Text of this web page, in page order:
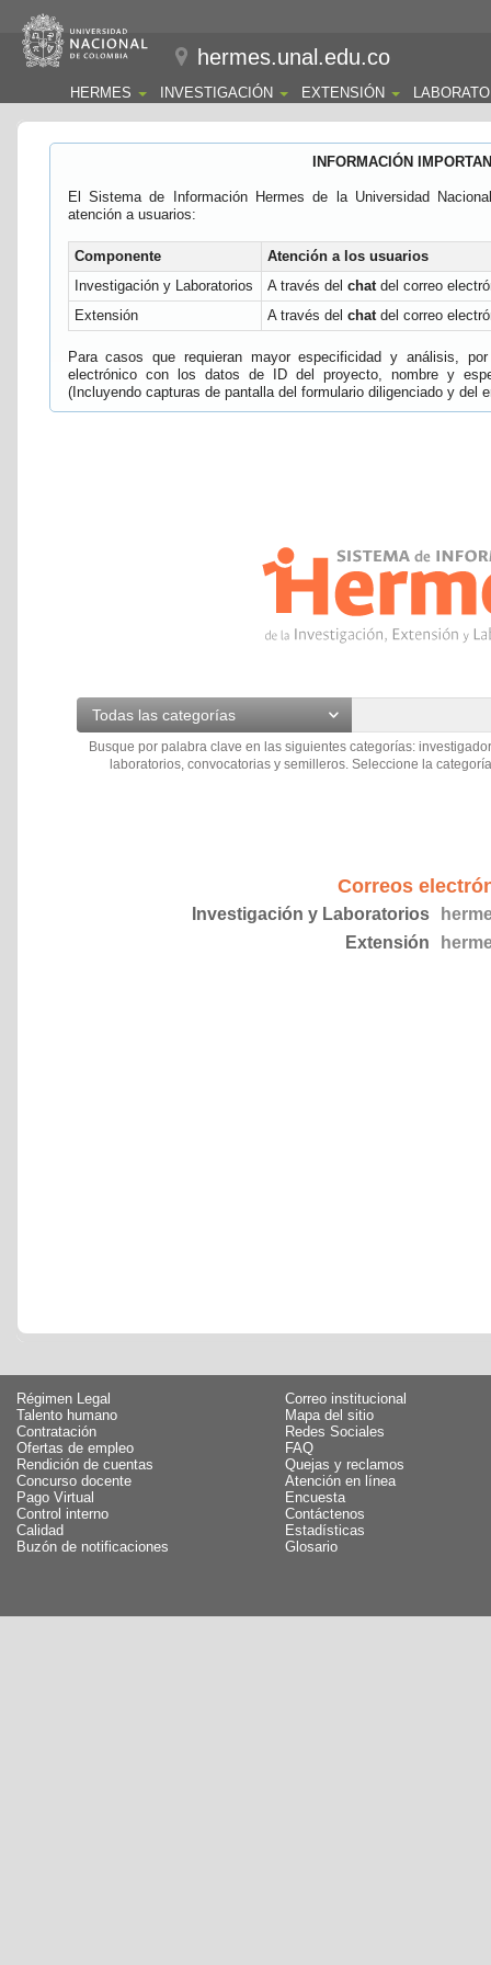
hermes.unal.edu.co
HERMES INVESTIGACIÓN EXTENSIÓN
INFORMACIÓN
El Sistema de Información Hermes de la Universidad
atención a usuarios:
Componente
Atención a los usuarios
Investigación y Laboratorios
A través del chatdel correo
Extensión
A través del chatdel correo
Para casos que requieran mayor especificidad y análisis,
electrónico con los datos de ID del proyecto, nombre y
(Incluyendo capturas de pantalla del formulario diligenciado y del
Todas las categorías
Busque por palabra clave en las siguientes categorías:
laboratorios, convocatorias y semilleros. Seleccione la
Correos
Investigación y Laboratorios
Extensión
Régimen Legal
Talento humano
Contratación
Ofertas de empleo
Rendición de cuentas
Concurso docente
Pago Virtual
Control interno
Calidad
Buzón de notificaciones
Correo institucional
Mapa del sitio
Redes Sociales
FAQ
Quejas y reclamos
Atención en línea
Encuesta
Contáctenos
Estadísticas
Glosario